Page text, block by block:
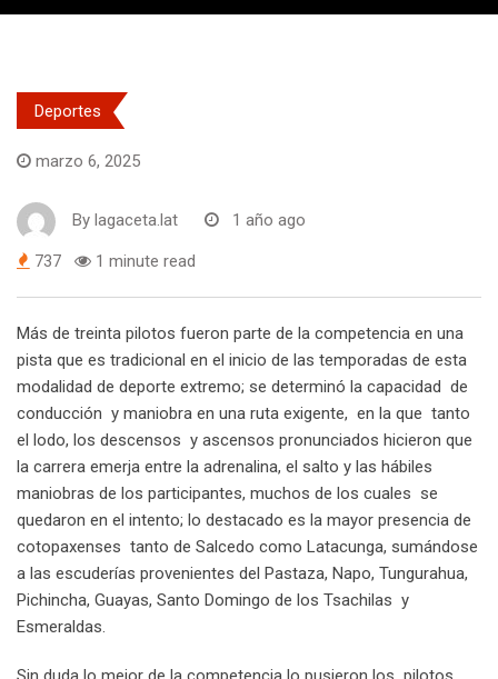
Deportes
marzo 6, 2025
By lagaceta.lat 1 año ago
737 1 minute read
Más de treinta pilotos fueron parte de la competencia en una
pista que es tradicional en el inicio de las temporadas de esta
modalidad de deporte extremo; se determinó la capacidad de
conducción y maniobra en una ruta exigente, en la que tanto
el lodo, los descensos y ascensos pronunciados hicieron que
la carrera emerja entre la adrenalina, el salto y las hábiles
maniobras de los participantes, muchos de los cuales se
quedaron en el intento; lo destacado es la mayor presencia de
cotopaxenses tanto de Salcedo como Latacunga, sumándose
a las escuderías provenientes del Pastaza, Napo, Tungurahua,
Pichincha, Guayas, Santo Domingo de los Tsachilas y
Esmeraldas.